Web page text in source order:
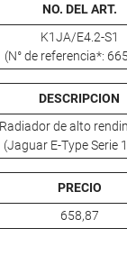
NO. DEL ART.
K1JA/E4.2-S1
(N° de referencia*:
DESCRIPCION
Radiador de alto
(Jaguar E-Type Serie
PRECIO
658,87